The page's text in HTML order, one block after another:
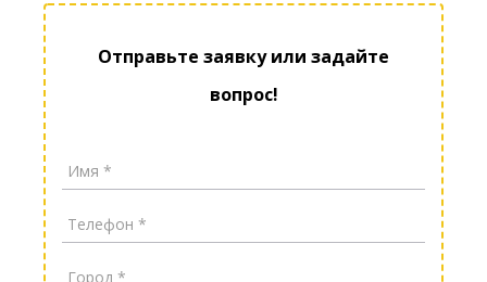
Отправьте заявку или задайте
вопрос!